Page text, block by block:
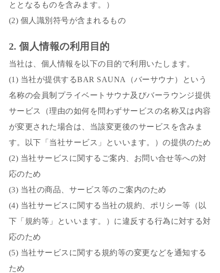
ととなるものを含みます。）
(2) 個人識別符号が含まれるもの
2. 個人情報の利用目的
当社は、個人情報を以下の目的で利用いたします。
(1) 当社が提供するBAR SAUNA（バーサウナ）という
名称の会員制プライベートサウナ及びバーラウンジ提供
サービス（理由の如何を問わずサービスの名称又は内容
が変更された場合は、当該変更後のサービスを含みま
す。以下「当社サービス」といいます。）の提供のため
(2) 当社サービスに関するご案内、お問い合せ等への対
応のため
(3) 当社の商品、サービス等のご案内のため
(4) 当社サービスに関する当社の規約、ポリシー等（以
下「規約等」といいます。）に違反する行為に対する対
応のため
(5) 当社サービスに関する規約等の変更などを通知する
ため